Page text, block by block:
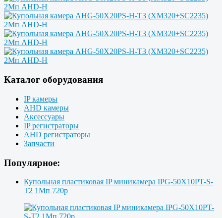
Каталог оборудования
IP камеры
AHD камеры
Аксессуары
IP регистраторы
AHD регистраторы
Запчасти
Популярное:
Купольная пластиковая IP миникамера IPG-50X10PT-S-
T2 1Мп 720p